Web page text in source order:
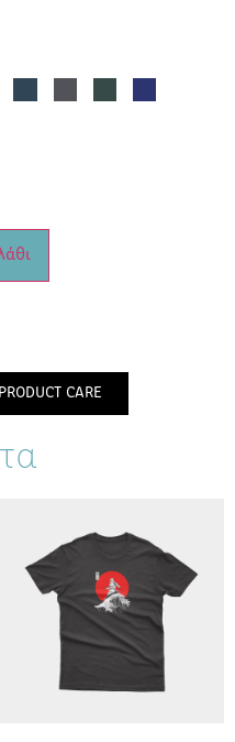
PRODUCT CARE